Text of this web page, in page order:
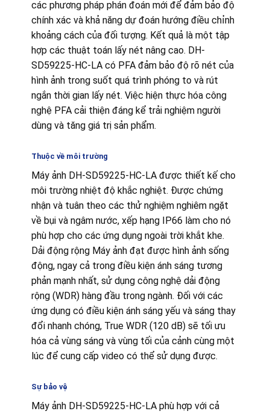
các phương pháp phán đoán mới để đảm bảo độ
chính xác và khả năng dự đoán hướng điều chỉnh
khoảng cách của đối tượng. Kết quả là một tập
hợp các thuật toán lấy nét nâng cao. DH-
SD59225-HC-LA có PFA đảm bảo độ rõ nét của
hình ảnh trong suốt quá trình phóng to và rút
ngắn thời gian lấy nét. Việc hiện thực hóa công
nghệ PFA cải thiện đáng kể trải nghiệm người
dùng và tăng giá trị sản phẩm.
Thuộc về môi trường
Máy ảnh DH-SD59225-HC-LA được thiết kế cho
môi trường nhiệt độ khắc nghiệt. Được chứng
nhận và tuân theo các thử nghiệm nghiêm ngặt
về bụi và ngâm nước, xếp hạng IP66 làm cho nó
phù hợp cho các ứng dụng ngoài trời khắt khe.
Dải động rộng Máy ảnh đạt được hình ảnh sống
động, ngay cả trong điều kiện ánh sáng tương
phản mạnh nhất, sử dụng công nghệ dải động
rộng (WDR) hàng đầu trong ngành. Đối với các
ứng dụng có điều kiện ánh sáng yếu và sáng thay
đổi nhanh chóng, True WDR (120 dB) sẽ tối ưu
hóa cả vùng sáng và vùng tối của cảnh cùng một
lúc để cung cấp video có thể sử dụng được.
Sự bảo vệ
Máy ảnh DH-SD59225-HC-LA phù hợp với cả